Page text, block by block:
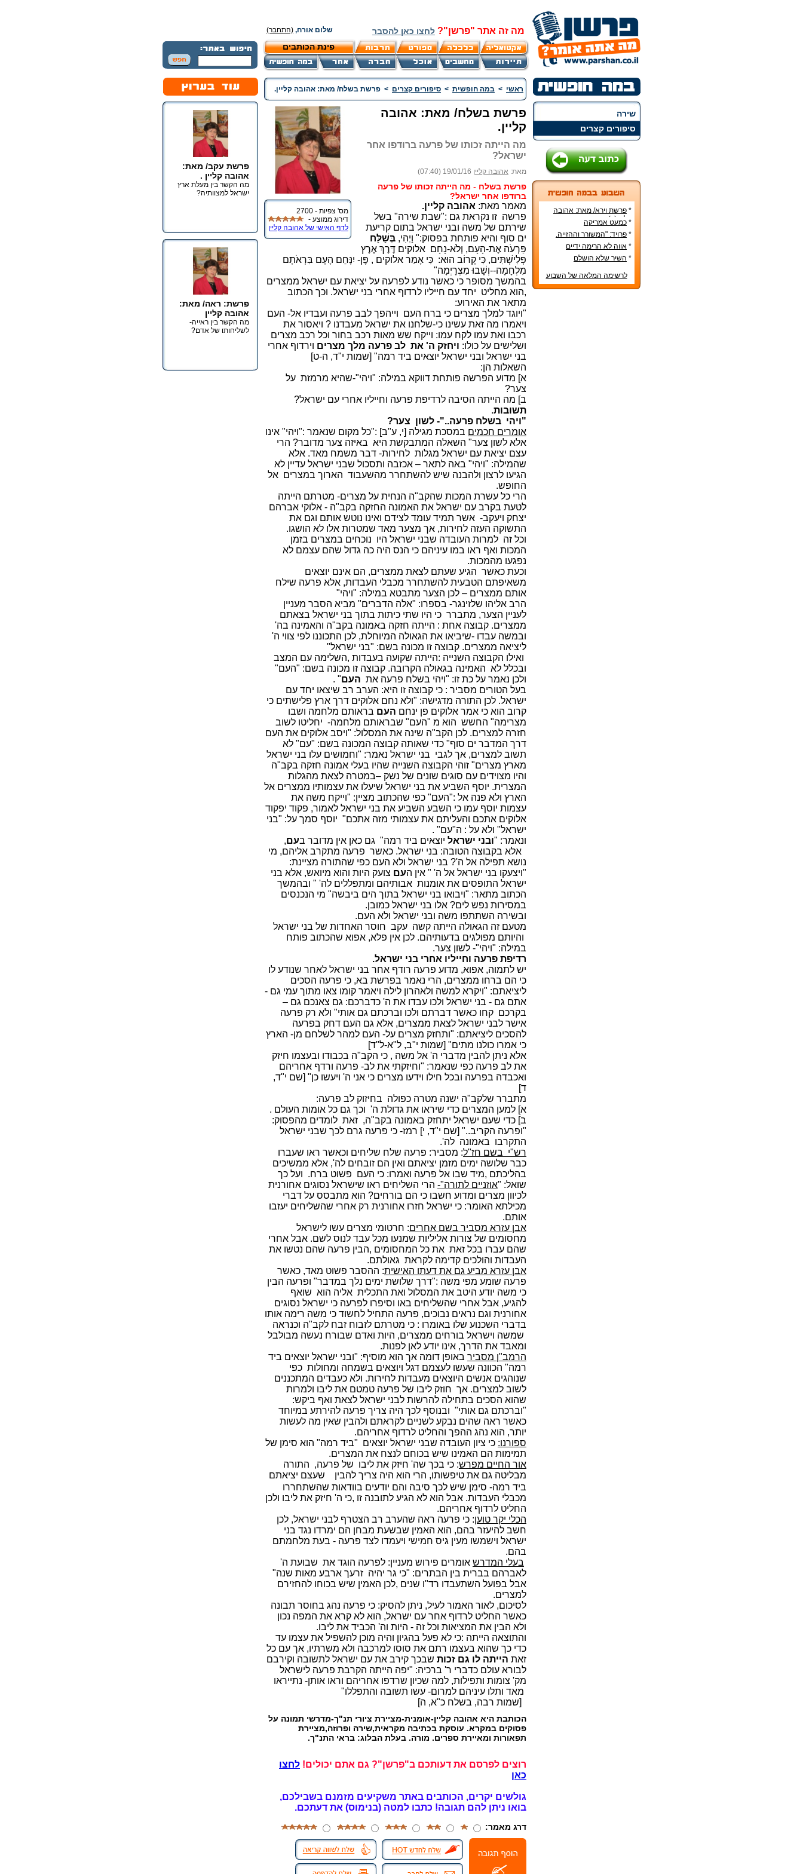
מה זה אתר "פרשן"? לחצו כאן להסבר שלום אורח, (התחבר)
פינת הכותבים
שירה
סיפורים קצרים
* פרשת וירא/ מאת: אהובה
קליין (c)
* כמעט אמריקה
* פרויד: "המשורר וההזייה.
מעשה היצירה בראי
הפסיכואנליזה".
* אווה לא הרימה ידיים
* השיר שלא הושלם
לרשימה המלאה של השבוע
ראשי > במה חופשית > סיפורים קצרים > פרשת בשלח/ מאת: אהובה קליין.
מס' צפיות - 2700
דירוג ממוצע -
לדף האישי של אהובה קליין
פרשת בשלח/ מאת: אהובה
קליין.
מה הייתה זכותו של פרעה ברודפו אחר
ישראל?
מאת: אהובה קליין 19/01/16 (07:40)
פרשת בשלח - מה הייתה זכותו של פרעה
ברודפו אחר ישראל?
מאמר מאת: אהובה קליין.
פרשה זו נקראת גם :"שבת שירה" בשל
שירתם של משה ובני ישראל בתום קריעת
ים סוף והיא פותחת בפסוק:" וַיְהִי, בְּשַׁלַּח
פַּרְעֹה אֶת-הָעָם, וְלֹא-נָחָם אלוקים דֶּרֶךְ אֶרֶץ
פְּלִישְׁתִּים, כִּי קָרוֹב הוּא: כִּי אָמַר אלוקים , פֶּן- יִנָּחֵם הָעָם בִּרְאֹתָם
מִלְחָמָה--וְשָׁבוּ מִצְרָיְמָה"
בהמשך מסופר כי כאשר נודע לפרעה על יציאת עם ישראל ממצרים
,הוא מחליט יחד עם חייליו לרדוף אחרי בני ישראל. וכך הכתוב
מתאר את האירוע:
"ויוגד למלך מצרים כי ברח העם וייהפך לבב פרעה ועבדיו אל- העם
ויאמרו מה זאת עשינו כי-שלחנו את ישראל מעבדנו ? ויאסור את
רכבו ואת עמו לקח עמו: וייקח שש מאות רכב בחור וכל רכב מצרים
ושלישים על כולו: ויחזק ה' את לב פרעה מלך מצרים וירדוף אחרי
בני ישראל ובני ישראל יוצאים ביד רמה" [שמות י"ד, ה-ט]
השאלות הן:
א] מדוע הפרשה פותחת דווקא במילה: "ויהי"-שהיא מרמזת על
צער?
ב] מה הייתה הסיבה לרדיפת פרעה וחייליו אחרי עם ישראל?
תשובות.
"ויהי בשלח פרעה.."- לשון צער?
אומרים חכמים במסכת מגילה [י, ע"ב] :"כל מקום שנאמר :"ויהי" אינו
אלא לשון צער" השאלה המתבקשת היא באיזה צער מדובר? הרי
עצם יציאת עם ישראל מגלות לחירות- דבר משמח מאד. אלא
שהמילה: "ויהי" באה לתאר – אכזבה ותסכול שבני ישראל עדיין לא
הגיעו לרצון ולהבנה שיש להשתחרר מהשעבוד הארוך במצרים אל
החופש.
הרי כל עשרת המכות שהקב"ה הנחית על מצרים- מטרתם הייתה
לטעת בקרב עם ישראל את האמונה החזקה בקב"ה - אלוקי אברהם
יצחק ויעקב- אשר תמיד עומד לצידם ואינו נוטש אותם וגם את
התשוקה העזה לחירות, אך מצער מאד שמטרות אלו לא הושגו.
וכל זה למרות העובדה שבני ישראל היו נוכחים במצרים בזמן
המכות ואף ראו במו עיניהם כי הנס היה כה גדול שהם עצמם לא
נפגעו מהמכות.
וכעת כאשר הגיע שעתם לצאת ממצרים, הם אינם יוצאים
משאיפתם הטבעית להשתחרר מכבלי העבדות, אלא פרעה שילח
אותם ממצרים – לכן הצער מתבטא במילה: "ויהי"
הרב אליהו שלזינגר- בספרו: "אלה הדברים" מביא הסבר מעניין
לעניין הצער, מתברר כי היו שתי כיתות בתוך בני ישראל בצאתם
ממצרים. קבוצה אחת : הייתה חזקה באמונה בקב"ה והאמינה בה'
ובמשה עבדו -שיביאו את הגאולה המיוחלת, לכן התכוננו לפי צווי ה'
ליציאה ממצרים. קבוצה זו מכונה בשם: "בני ישראל"
ואילו הקבוצה השנייה :הייתה שקועה בעבדות ,השלימה עם המצב
ובכלל לא האמינה בגאולה הקרובה. קבוצה זו מכונה בשם: "העם"
ולכן נאמר על כת זו: "ויהי בשלח פרעה את העם" .
בעל הטורים מסביר : כי קבוצה זו היא: הערב רב שיצאו יחד עם
ישראל. לכן התורה מדגישה: "ולא נחם אלוקים דרך ארץ פלישתים כי
קרוב הוא כי אמר אלוקים פן ינחם העם בראותם מלחמה ושבו
מצרימה" החשש הוא מ "העם" שבראותם מלחמה- יחליטו לשוב
חזרה למצרים. לכן הקב"ה שינה את המסלול: "ויסב אלוקים את העם
דרך המדבר ים סוף" כדי שאותה קבוצה המכונה בשם: "עם" לא
תשוב למצרים, אך לגבי בני ישראל נאמר: "וחמושים עלו בני ישראל
מארץ מצרים" זוהי הקבוצה השנייה שהיו בעלי אמונה חזקה בקב"ה
והיו מצוידים עם סוגים שונים של נשק –במטרה לצאת מהגלות
המצרית. יוסף השביע את בני ישראל שיעלו את עצמותיו ממצרים אל
הארץ ולא פנה אל :"העם" כפי שהכתוב מציין: "וייקח משה את
עצמות יוסף עמו כי השבע השביע את בני ישראל לאמור, פקוד יפקוד
אלוקים אתכם והעליתם את עצמותי מזה אתכם" יוסף סמך על: "בני
ישראל" ולא על : ה"עם" .
ונאמר: "ובני ישראל יוצאים ביד רמה" גם כאן אין מדובר בעם,
אלא בקבוצה הטובה: בני ישראל. כאשר פרעה מתקרב אליהם, מי
נושא תפילה אל ה'? בני ישראל ולא העם כפי שהתורה מציינת:
"ויצעקו בני ישראל אל ה' " אין העם צועק היות והוא מיואש, אלא בני
ישראל התופסים את אומנות אבותיהם ומתפללים לה' " ובהמשך
הכתוב מתאר: "ויבואו בני ישראל בתוך הים ביבשה" מי הנכנסים
במסירות נפש לים? אלו בני ישראל כמובן.
ובשירה השתתפו משה ובני ישראל ולא העם.
מטעם זה הגאולה הייתה קשה עקב חוסר האחדות של בני ישראל
והיותם מפולגים בדעותיהם. לכן אין פלא, אפוא שהכתוב פותח
במילה: "ויהי"- לשון צער.
רדיפת פרעה וחייליו אחרי בני ישראל.
יש לתמוה, אפוא, מדוע פרעה רודף אחר בני ישראל לאחר שנודע לו
כי הם ברחו ממצרים, הרי נאמר בפרשת בא, כי פרעה הסכים
ליציאתם: "ויקרא למשה ולאהרון לילה ויאמר קומו צאו מתוך עמי גם -
אתם גם - בני ישראל ולכו עבדו את ה' כדברכם: גם צאנכם גם –
בקרכם קחו כאשר דברתם ולכו וברכתם גם אותי" ולא רק פרעה
אישר לבני ישראל לצאת ממצרים, אלא גם העם דחק בפרעה
להסכים ליציאתם: "ותחזק מצרים על- העם למהר לשלחם מן- הארץ
כי אמרו כולנו מתים" [שמות י"ב, ל"א-ל"ד]
אלא ניתן להבין מדברי ה' אל משה , כי הקב"ה בכבודו ובעצמו חיזק
את לב פרעה כפי שנאמר: "וחיזקתי את לב- פרעה ורדף אחריהם
ואכבדה בפרעה ובכל חילו וידעו מצרים כי אני ה' ויעשו כן" [שם י"ד,
ד]
מתברר שלקב"ה ישנה מטרה כפולה בחיזוק לב פרעה:
א] למען המצרים כדי שיראו את גדולת ה' וכך גם כל אומות העולם .
ב] כדי שעם ישראל יתחזק באמונה בקב"ה, זאת לומדים מהפסוק:
"ופרעה הקריב.." [שם י"ד, י] רמז- כי פרעה גרם לכך שבני ישראל
התקרבו באמונה לה'.
רש"י בשם חז"ל: מסביר: פרעה שלח שליחים וכאשר ראו שעברו
כבר שלושה ימים מזמן יציאתם ואין הם זובחים לה', אלא ממשיכים
בהליכתם ,מיד שבו אל פרעה ואמרו: כי העם פשוט ברח. ועל כך
שואל: "אוזניים לתורה"- הרי השליחים ראו שישראל נסוגים אחורנית
לכיוון מצרים ומדוע חשבו כי הם בורחים? הוא מתבסס על דברי
מכילתא האומר: כי ישראל חזרו אחורנית רק אחרי שהשליחים יעזבו
אותם.
אבן עזרא מסביר בשם אחרים: חרטומי מצרים עשו לישראל
מחסומים של צורות אליליות שמנעו מכל עבד לנוס לשם. אבל אחרי
שהם עברו בכל זאת את כל המחסומים ,הבין פרעה שהם נטשו את
העבדות והולכים קדימה לקראת גאולתם.
אבן עזרא מביע גם את דעתו האישית: ההסבר פשוט מאד, כאשר
פרעה שומע מפי משה :"דרך שלושת ימים נלך במדבר" ופרעה הבין
כי משה יודע היטב את המסלול ואת התכלית אליה הוא שואף
להגיע, אבל אחרי שהשליחים באו וסיפרו לפרעה כי ישראל נסוגים
אחורנית וגם נראים נבוכים, פרעה התחיל לחשוד כי משה רימה אותו
בדברי השכנוע שלו באומרו : כי מטרתם לזבוח זבח לקב"ה וכנראה
שמשה וישראל בורחים ממצרים, היות ואדם שבורח נעשה מבולבל
ומאבד את הדרך, אינו יודע לאן לפנות.
הרמב"ן מסביר באופן דומה אך הוא מוסיף: "ובני ישראל יוצאים ביד
רמה" הכוונה שעשו לעצמם דגל ויוצאים בשמחה ומחולות כפי
שנוהגים אנשים היוצאים מעבדות לחירות. ולא כעבדים המתכננים
לשוב למצרים. אך חוזק ליבו של פרעה טמטם את ליבו ולמרות
שהוא הסכים בתחילה להרשות לבני ישראל לצאת ואף ביקש:
"וברכתם גם אותי" ובנוסף לכך היה צריך פרעה להירתע במיוחד
כאשר ראה שהים נבקע לשניים לקראתם ולהבין שאין מה לעשות
יותר, הוא נהג ההפך והחליט לרדוף אחריהם.
ספורנו: כי ציון העובדה שבני ישראל יוצאים "ביד רמה" הוא סימן של
תמימות הם האמינו שיש בכוחם לנצח את המצרים.
אור החיים מפרש: כי בכך שה' חיזק את ליבו של פרעה, התורה
מבליטה גם את טיפשותו, הרי הוא היה צריך להבין
שעצם יציאתם
ביד רמה- סימן שיש לכך סיבה והם יודעים בוודאות שהשתחררו
מכבלי העבדות. אבל הוא לא הגיע לתובנה זו ,כי ה' חיזק את ליבו ולכן
החליט לרדוף אחריהם.
הכלי יקר טוען: כי פרעה ראה שהערב רב הצטרף לבני ישראל, לכן
חשב להיעזר בהם, הוא האמין שבשעת מבחן הם ימרדו נגד בני
ישראל וישמשו מעין גיס חמישי ויעמדו לצד פרעה - בעת מלחמתם
בהם.
בעלי המדרש אומרים פירוש מעניין: לפרעה הוגד את שבועת ה'
לאברהם בברית בין הבתרים: "כי גר יהיה זרעך ארבע מאות שנה"
אבל בפועל השתעבדו רד"ו שנים ,לכן האמין שיש בכוחו להחזירם
למצרים.
לסיכום, לאור האמור לעיל, ניתן להסיק: כי פרעה נהג בחוסר תבונה
כאשר החליט לרדוף אחר עם ישראל, הוא לא קרא את המפה נכון
ולא הבין את המציאות וכל זה - היות וה' הכביד את ליבו.
והתוצאה הייתה :כי לא פעל בהגיון והיה מוכן להשפיל את עצמו עד
כדי כך שהוא בעצמו רתם את סוסו למרכבה ולא משרתיו, אך עם כל
זאת הייתה לו גם זכות שבכך קירב את עם ישראל לתשובה וקירבם
לבורא עולם כדברי ר' ברכיה: "יפה הייתה הקרבת פרעה לישראל
מק' צומות ותפילות, למה שכיון שרדפו אחריהם וראו אותן- נתייראו
מאד ותלו עיניהם למרום- עשו תשובה והתפללו"
[שמות רבה, בשלח כ"א, ה]
הכותבת היא אהובה קליין-אומנית-מציירת ציורי תנ"ך-מדרשי תמונה על
פסוקים במקרא. עוסקת בכתיבה מקראית,שירה ופרוזה,מציירת
תפאורות ומאיירת ספרים. מורה. בעלת הבלוג: בראי התנ"ך.
רוצים לפרסם את דעותכם ב"פרשן"? גם אתם יכולים! לחצו
כאן
גולשים יקרים, הכותבים באתר משקיעים מזמנם בשבילכם,
בואו ניתן להם תגובה! כתבו למטה (בנימוס) את דעתכם.
דרג מאמר:
פרשת עקב/ מאת:
אהובה קליין .
מה הקשר בין מעלת ארץ
ישראל למצוותיה?
פרשת: ראה/ מאת:
אהובה קליין
מה הקשר בין ראייה-
לשליחותו של אדם?